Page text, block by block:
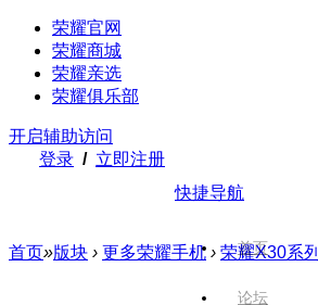
荣耀官网
荣耀商城
荣耀亲选
荣耀俱乐部
开启辅助访问
登录 / 立即注册
快捷导航
首页
论坛
首页»版块 › 更多荣耀手机 › 荣耀X30系列